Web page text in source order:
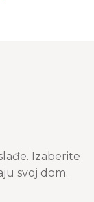
Izaberite
svoj dom.